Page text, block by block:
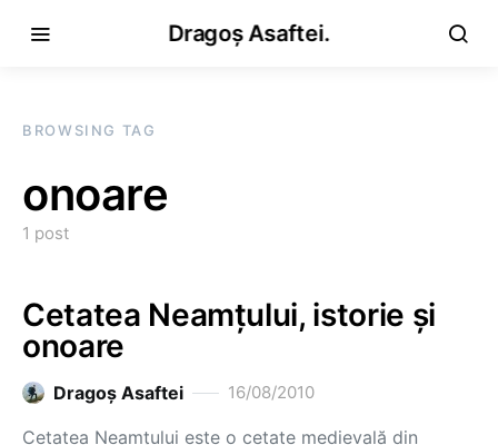
Dragoș Asaftei.
BROWSING TAG
onoare
1 post
Cetatea Neamţului, istorie şi
onoare
Dragoş Asaftei 16/08/2010
Cetatea Neamţului este o cetate medievală din